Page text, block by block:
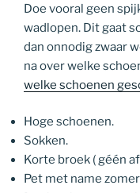
Doe vooral geen
wadlopen. Dit gaat
dan onnodig zwaar
na over welke
welke schoenen
Hoge schoenen.
Sokken.
Korte broek ( géén
Pet met name